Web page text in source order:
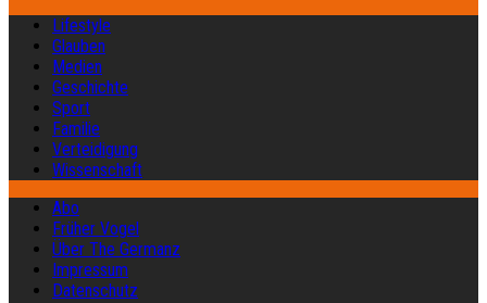
Lifestyle
Glauben
Medien
Geschichte
Sport
Familie
Verteidigung
Wissenschaft
Abo
Früher Vogel
Über The Germanz
Impressum
Datenschutz